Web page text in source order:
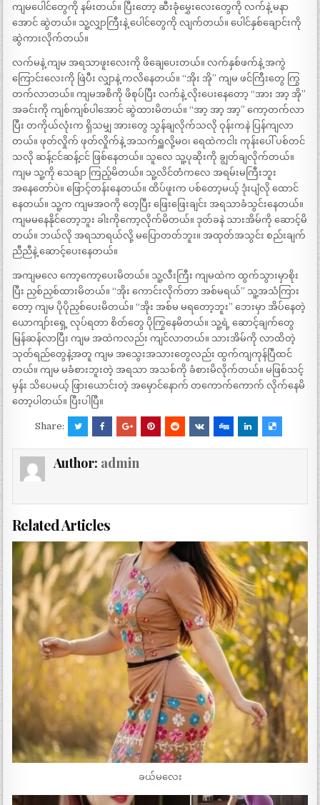
ကျမပေါင်တွေကို နမ်းတယ်။ ပြီးတော့ ဆီးခုံမွှေးလေးတွေကို လက်နဲ့ မနာ
အောင် ဆွဲတယ်။ သူ့လျှာကြီးနဲ့ ပေါင်တွေကို လျက်တယ်။ ပေါင်နှစ်ချောင်းကို
ဆွဲကားလိုက်တယ်။
လက်မနဲ့ ကျမ အရသာဖူးလေးကို ဖိချေပေးတယ်။ လက်နှစ်ဖက်နဲ့ အကွဲ
ကြောင်းလေးကို ဖြဲပီး လျှာနဲ့ ကလိနေတယ်။ “အိုး အို” ကျမ ဖင်ကြီးတွေ ကြွ
တက်လာတယ်။ ကျမအစိကို ဖိစုပ်ပြီး လက်နဲ့ လိုးပေးနေတော့ “အား အာ့ အို”
အခင်းကို ကျစ်ကျစ်ပါအောင် ဆွဲထားမိတယ်။ “အာ့ အာ့ အာ့” ကော့တက်လာ
ပြီး တကိုယ်လုံးက ရှိသမျှ အားတွေ သွန်ချလိုက်သလို ဝုန်းကနဲ ပြန်ကျလာ
တယ်။ ဖုတ်လှိုက် ဖုတ်လှိုက်နဲ့ အသက်ရှူလို့မဝ၊ ရေထဲကငါး ကုန်းပေါ် ပစ်တင်
သလို ဆန့်ငင်ဆန့်ငင် ဖြစ်နေတယ်။ သူလေ သူ့ပုဆိုးကို ချွတ်ချလိုက်တယ်။
ကျမ သူ့ကို သေချာ ကြည့်မိတယ်။ သူ့လိင်တံကလေ အရမ်းမကြီးဘူး
အနေတော်ပဲ။ ဖြောင့်တန်းနေတယ်။ ထိပ်ဖူးက ပစ်တော့မယ့် ဒုံးပျံလို ထောင်
နေတယ်။ သူ့က ကျမအဝကို တေ့ပြီး ဖြေးဖြေးချင်း အရသာခံသွင်းနေတယ်။
ကျမမနေနိုင်တော့ဘူး ခါးကိုကော့လိုက်မိတယ်။ ဒုတ်ခနဲ သားအိမ်ကို ဆောင့်မိ
တယ်။ ဘယ်လို အရသာရယ်လို့ မပြောတတ်ဘူး။ အထုတ်အသွင်း စည်းချက်
ညီညီနဲ့ ဆောင့်ပေးနေတယ်။
အကျမလေ ကော့ကော့ပေးမိတယ်။ သူ့လီးကြီး ကျမထဲက ထွက်သွားမှာစိုး
ပြီး ညှစ်ညှစ်ထားမိတယ်။ “အိုး ကောင်းလိုက်တာ အစ်မရယ်” သူ့အသံကြား
တော့ ကျမ ပိုပိုညှစ်ပေးမိတယ်။ “အိုး အစ်မ မရတော့ဘူး” ဘေးမှာ အိပ်နေတဲ့
ယောကျာ်းရှေ့ လုပ်ရတာ စိတ်တွေ ပိုကြွနေမိတယ်။ သူ့ရဲ့ ဆောင့်ချက်တွေ
မြန်ဆန်လာပြီး ကျမ အထဲကလည်း ကျင်လာတယ်။ သားအိမ်ကို လာထိတဲ့
သုတ်ရည်တွေနဲ့အတူ ကျမ အသွေးအသားတွေလည်း ထွက်ကျကုန်ပြီထင်
တယ်။ ကျမ မခံစားဘူးတဲ့ အရသာ အသစ်ကို ခံစားမိလိုက်တယ်။ မဖြစ်သင့်
မှန်း သိပေမယ့် ဖြားယောင်းတဲ့ အမှောင်နောက် တကောက်ကောက် လိုက်နေမိ
တော့ပါတယ်။ ပြီးပါပြီ။
Share:
Author: admin
Related Articles
ခယ်မလေး